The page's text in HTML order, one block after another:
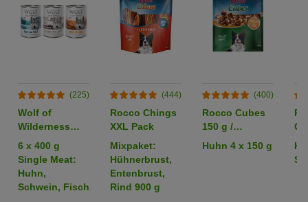
(225)
Wolf of
Wilderness
Adult -
Mixpaket
6 x 400 g
Single Meat:
Huhn,
Schwein, Fisch
(444)
Rocco Chings
XXL Pack
Mixpaket:
Hühnerbrust,
Entenbrust,
Rind 900 g
(400)
Rocco Cubes
150 g /
Sparpaket %
Huhn 4 x 150 g